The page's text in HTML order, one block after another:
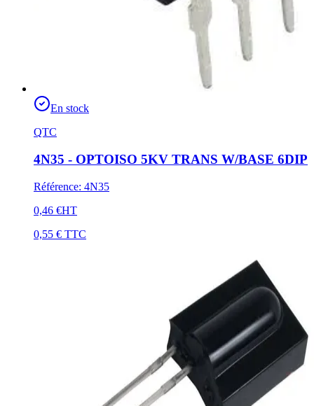
En stock
QTC
4N35 - OPTOISO 5KV TRANS W/BASE 6DIP
Référence: 4N35
0,46 €HT
0,55 € TTC